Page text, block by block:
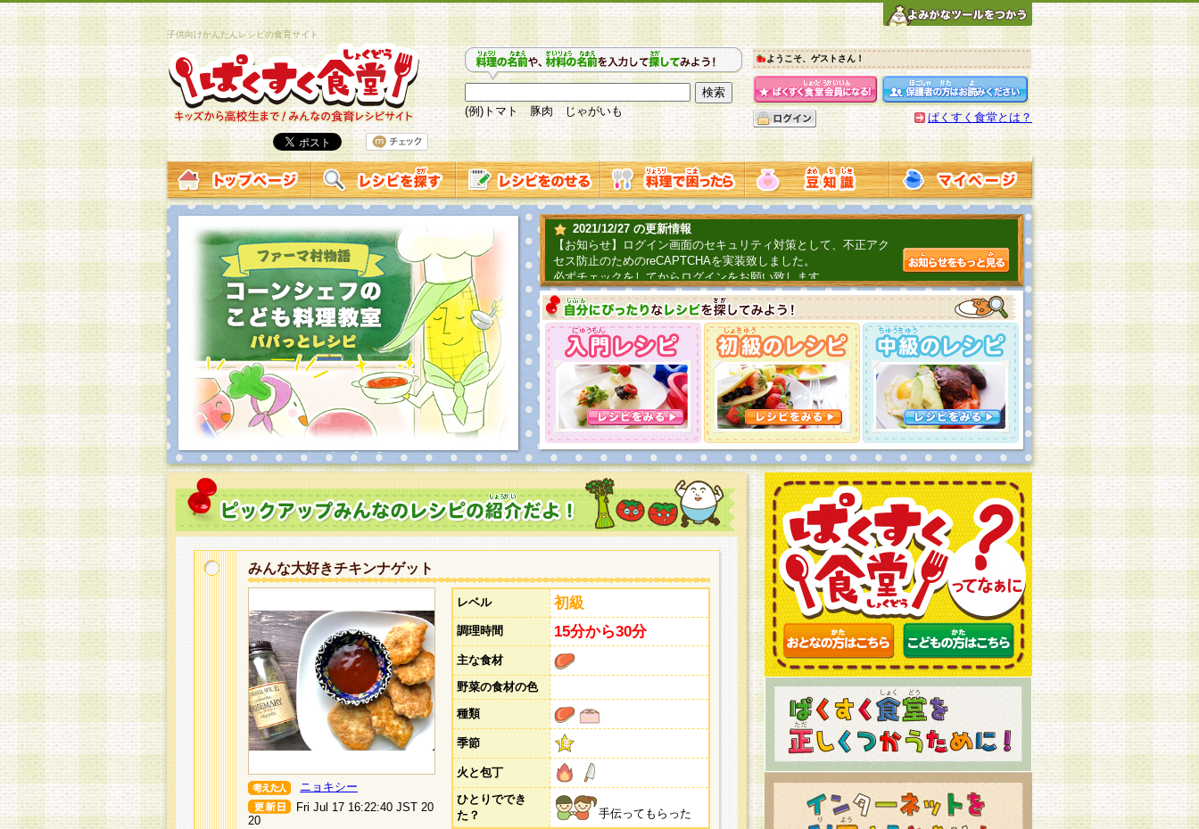
子供向けかんたんレシピの食育サイト
(例)トマト 豚肉 じゃがいも
ようこそ、ゲストさん！
ぱくすく食堂とは？
2021/12/27 の更新情報
【お知らせ】ログイン画面のセキュリティ対策として、不正アク
セス防止のためのreCAPTCHAを実装致しました。
必ずチェックをしてからログインをお願い致します。
2019/06/04 の更新情報
ファーマ村からコーンシェフが簡単レシピを紹介するよ！こちら
2018/07/01 の更新情報
チャレンジ企画第三弾！お母さん、お父さんへ日頃の感謝をこめ
てごはんを作ろう！は終了致しました。たくさんの投稿、ありが
とうございました。次回企画もお楽しみに！
みんな大好きチキンナゲット
ニョキシー
Fri Jul 17 16:22:40 JST 20
20
レベル 初級
調理時間 15分から30分
主な食材
野菜の食材の色
種類
季節
火と包丁
ひとりででき
た？
手伝ってもらった